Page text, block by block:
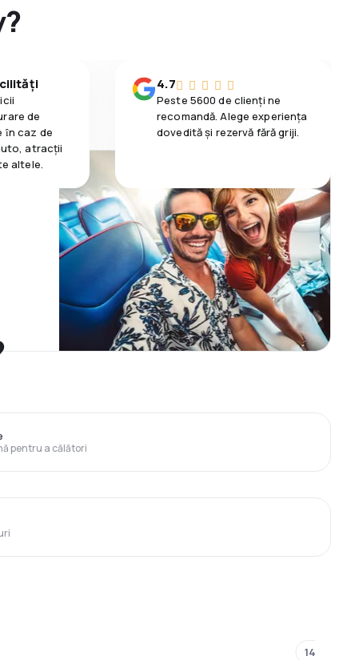
de
ȋn caz de
atracții
altele.
4.7
Peste 5600 de clienți ne
recomandă. Alege experiența
dovedită și rezervă fără griji.
pentru a călători
143 €